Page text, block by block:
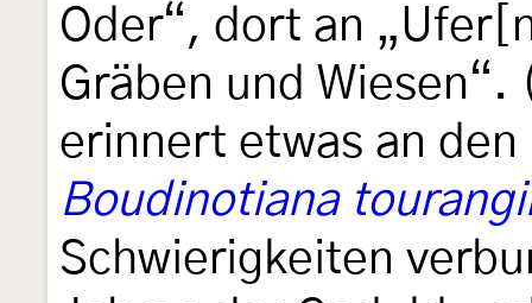
Oder“, dort an
Gräben und
erinnert etwas an den
Boudinotiana
Schwierigkeiten